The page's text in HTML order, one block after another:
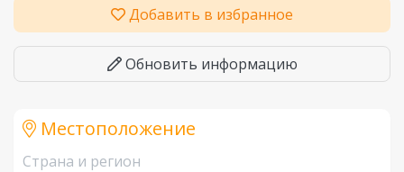
Добавить в избранное
Обновить информацию
Местоположение
Страна и регион